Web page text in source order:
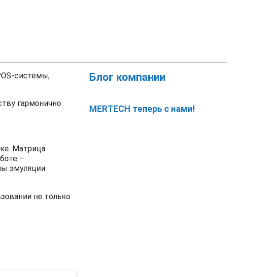
системы,
гармонично
Матрица
–
эмуляции
не только
Блог компании
MERTECH теперь с нами!